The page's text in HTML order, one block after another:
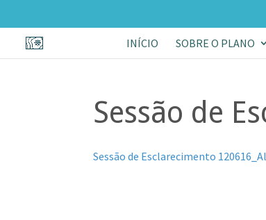
INÍCIO SOBRE O PLANO
Sessão de
Sessão de Esclarecimento